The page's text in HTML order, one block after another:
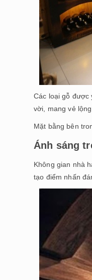
Các loại gỗ
vời, mang vẻ
Mặt bằng bên
Ánh sáng
Không gian nhà
tạo điểm nhấn